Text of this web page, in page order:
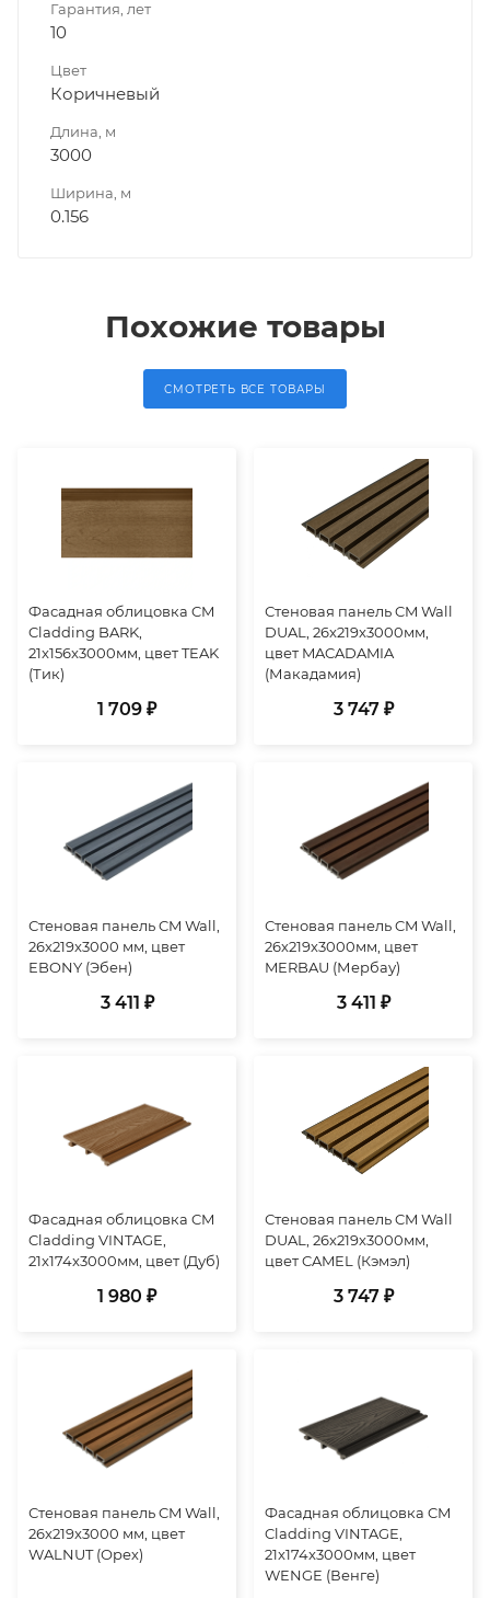
Гарантия, лет
10
Цвет
Коричневый
Длина, м
3000
Ширина, м
0.156
Похожие товары
СМОТРЕТЬ ВСЕ ТОВАРЫ
Фасадная облицовка CM
Cladding BARK,
21x156x3000мм, цвет TEAK
(Тик)
1 709 ₽
Стеновая панель CM Wall
DUAL, 26x219x3000мм,
цвет MACADAMIA
(Макадамия)
3 747 ₽
Стеновая панель CM Wall,
26x219x3000 мм, цвет
EBONY (Эбен)
3 411 ₽
Стеновая панель CM Wall,
26х219х3000мм, цвет
MERBAU (Мербау)
3 411 ₽
Фасадная облицовка CM
Cladding VINTAGE,
21x174x3000мм, цвет (Дуб)
1 980 ₽
Стеновая панель CM Wall
DUAL, 26x219x3000мм,
цвет CAMEL (Кэмэл)
3 747 ₽
Стеновая панель CM Wall,
26x219x3000 мм, цвет
WALNUT (Орех)
Фасадная облицовка CM
Cladding VINTAGE,
21x174x3000мм, цвет
WENGE (Венге)